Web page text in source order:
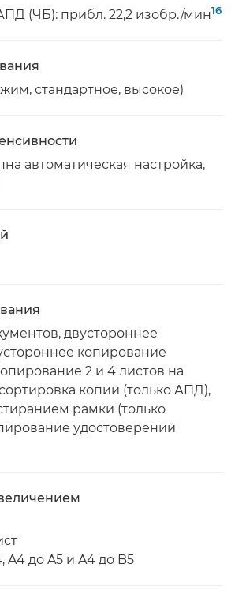
(ЧБ): прибл. 22,2 изобр./мин16
стандартное, высокое)
автоматическая настройка,
двустороннее
копирование
2 и 4 листов на
копий (только АПД),
рамки (только
удостоверений
A4 до A5 и A4 до B5